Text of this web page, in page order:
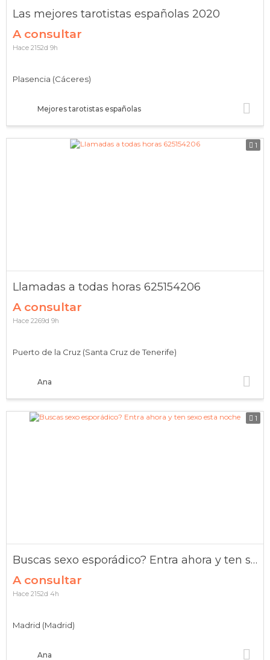
Las mejores tarotistas españolas 2020
A consultar
Mejores tarotistas españolas
Plasencia (Cáceres)
Hace 2152d 9h
1
Llamadas a todas horas 625154206
A consultar
Ana
Puerto de la Cruz (Santa Cruz de Tenerife)
Hace 2269d 9h
1
Buscas sexo esporádico? Entra ahora y ten sexo esta noche
A consultar
Ana
Madrid (Madrid)
Hace 2152d 4h